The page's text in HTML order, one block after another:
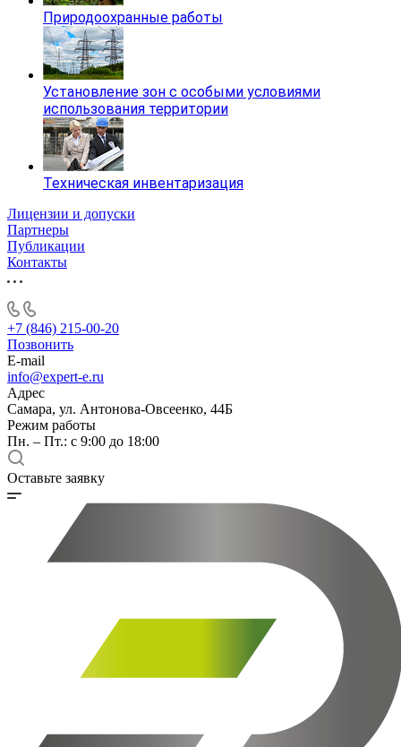
Природоохранные работы
Установление зон с особыми условиями
использования территории
Техническая инвентаризация
Лицензии и допуски
Партнеры
Публикации
Контакты
+7 (846) 215-00-20
Позвонить
E-mail
info@expert-e.ru
Адрес
Самара, ул. Антонова-Овсеенко, 44Б
Режим работы
Пн. – Пт.: с 9:00 до 18:00
Оставьте заявку